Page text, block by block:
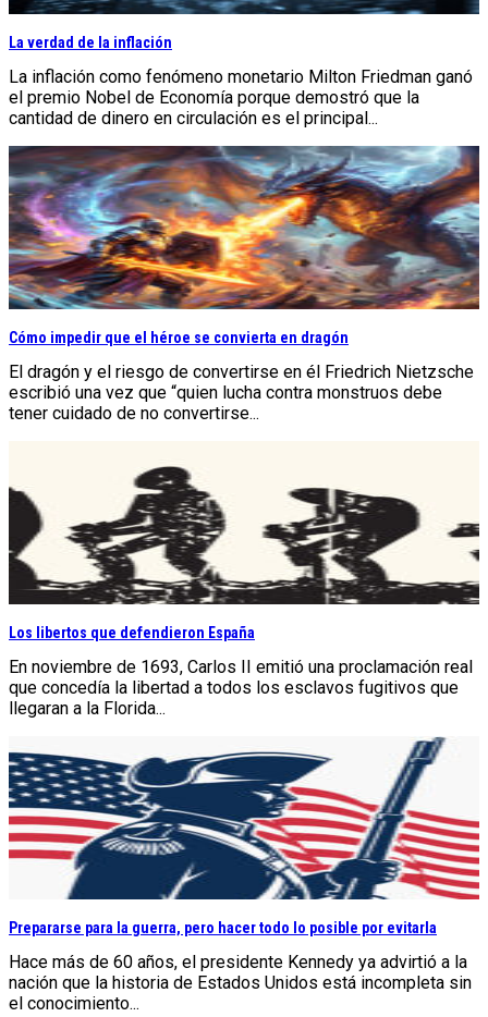
La verdad de la inflación
La inflación como fenómeno monetario Milton Friedman ganó
el premio Nobel de Economía porque demostró que la
cantidad de dinero en circulación es el principal...
Cómo impedir que el héroe se convierta en dragón
El dragón y el riesgo de convertirse en él Friedrich Nietzsche
escribió una vez que “quien lucha contra monstruos debe
tener cuidado de no convertirse...
Los libertos que defendieron España
En noviembre de 1693, Carlos II emitió una proclamación real
que concedía la libertad a todos los esclavos fugitivos que
llegaran a la Florida...
Prepararse para la guerra, pero hacer todo lo posible por evitarla
Hace más de 60 años, el presidente Kennedy ya advirtió a la
nación que la historia de Estados Unidos está incompleta sin
el conocimiento...